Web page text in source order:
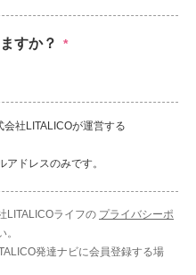
すか？ *
社LITALICOが運営する
ドレスのみです。
LITALICOライフの プライバシーポ
発達ナビに会員登録する場